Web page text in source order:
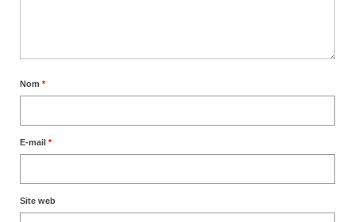
Nom *
E-mail *
Site web